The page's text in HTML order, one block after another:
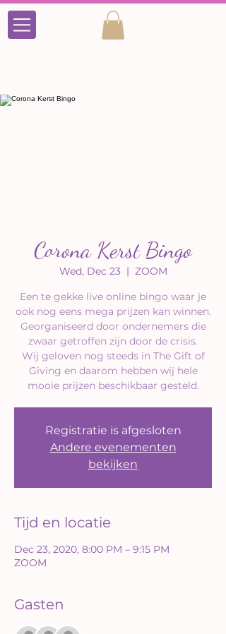
Corona Kerst Bingo
Wed, Dec 23
  |
ZOOM
Een te gekke live online bingo waar je
ook nog eens mega prijzen kan winnen.
Georganiseerd door ondernemers die
zwaar getroffen zijn door de crisis.
Wij geloven nog steeds in The Gift of
Giving en daarom hebben wij hele
mooie prijzen beschikbaar gesteld.
Registratie is afgesloten
Andere evenementen
bekijken
Tijd en locatie
Dec 23, 2020, 8:00 PM – 9:15 PM
ZOOM
Gasten